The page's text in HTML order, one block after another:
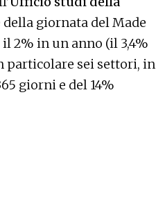
giornata del Made
2% in un anno (il 3,4%
particolare sei settori, in
giorni e del 14%